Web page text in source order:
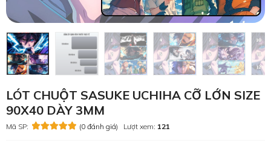
LÓT CHUỘT SASUKE UCHIHA CỠ LỚN SIZE
90X40 DÀY 3MM
Mã SP: (0 đánh giá) Lượt xem: 121